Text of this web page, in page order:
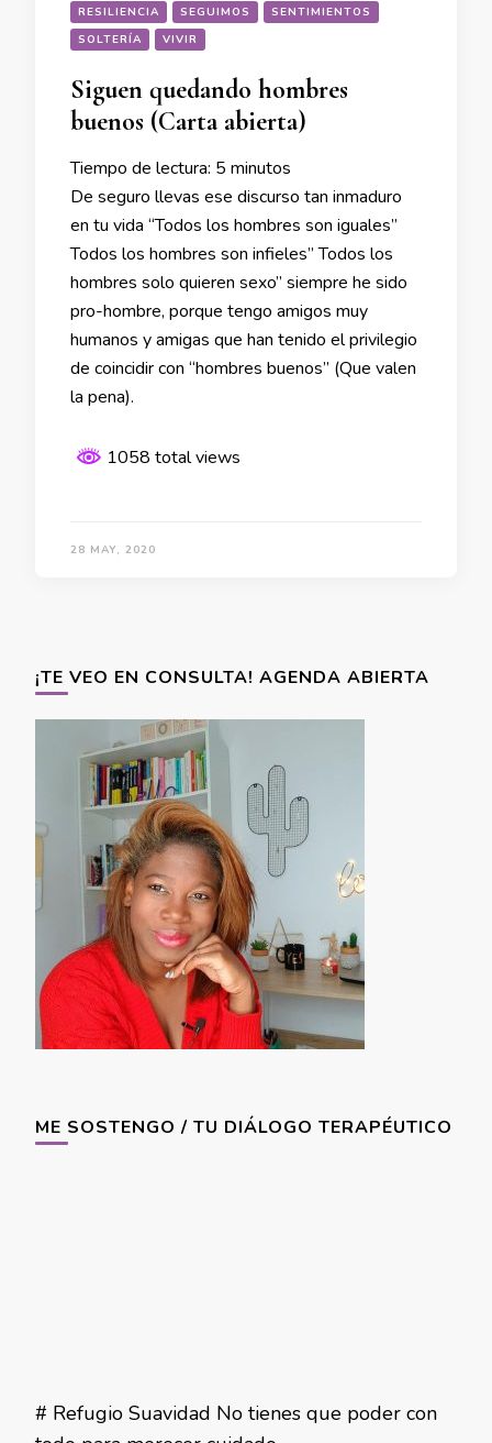
RESILIENCIA SEGUIMOS
SENTIMIENTOS
SOLTERÍA
VIVIR
Siguen quedando hombres
buenos (Carta abierta)
Tiempo de lectura: 5 minutos
De seguro llevas ese discurso tan inmaduro
en tu vida “Todos los hombres son iguales”
Todos los hombres son infieles” Todos los
hombres solo quieren sexo” siempre he sido
pro-hombre, porque tengo amigos muy
humanos y amigas que han tenido el privilegio
de coincidir con “hombres buenos” (Que valen
la pena).
1058 total views
28 MAY, 2020
¡TE VEO EN CONSULTA! AGENDA ABIERTA
ME SOSTENGO / TU DIÁLOGO TERAPÉUTICO
# Refugio Suavidad No tienes que poder con